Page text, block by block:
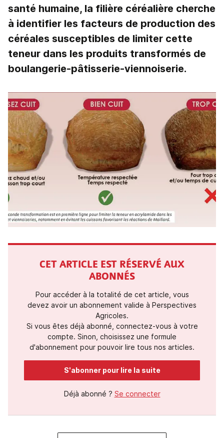
santé humaine, la filière céréalière cherche
à identifier les facteurs de production des
céréales susceptibles de limiter cette
teneur dans les produits transformés de
boulangerie-pâtisserie-viennoiserie.
CET ARTICLE EST RÉSERVÉ AUX
ABONNÉS
Pour accéder à la totalité de cet article, vous
devez avoir un abonnement valide à Perspectives
Agricoles.
Si vous êtes déjà abonné, connectez-vous à votre
compte. Sinon, choisissez une formule
d'abonnement pour pouvoir lire tous nos articles.
S'abonner pour lire la suite
Déjà abonné ? Se connecter